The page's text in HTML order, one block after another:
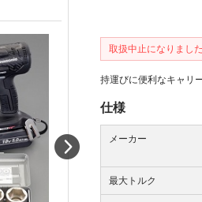
取扱中止になりまし
持運びに便利なキャリ
仕様
メーカー
最大トルク